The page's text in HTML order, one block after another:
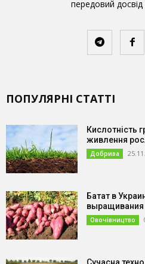
передовий
ПОПУЛЯРНІ СТАТТІ
Кислотність
живлення
Добрива
Батат в
выращивания
Овочівництво